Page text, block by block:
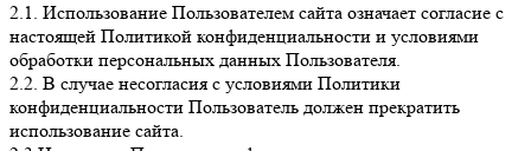
2.1. Использование Пользователем сайта означает согласие с
настоящей Политикой конфиденциальности и условиями
обработки персональных данных Пользователя.
2.2. В случае несогласия с условиями Политики
конфиденциальности Пользователь должен прекратить
использование сайта.